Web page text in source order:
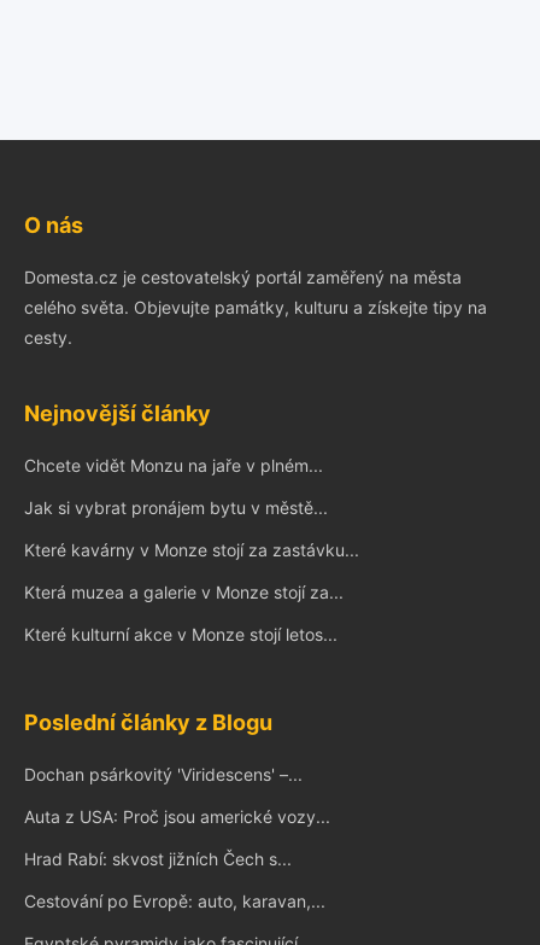
O nás
Domesta.cz je cestovatelský portál zaměřený na města
celého světa. Objevujte památky, kulturu a získejte tipy na
cesty.
Nejnovější články
Chcete vidět Monzu na jaře v plném...
Jak si vybrat pronájem bytu v městě...
Které kavárny v Monze stojí za zastávku...
Která muzea a galerie v Monze stojí za...
Které kulturní akce v Monze stojí letos...
Poslední články z Blogu
Dochan psárkovitý 'Viridescens' –...
Auta z USA: Proč jsou americké vozy...
Hrad Rabí: skvost jižních Čech s...
Cestování po Evropě: auto, karavan,...